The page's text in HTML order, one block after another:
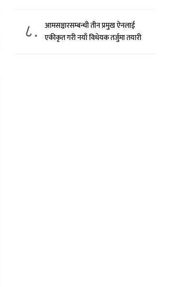
८.
आमसञ्चारसम्बन्धी तीन प्रमुख ऐनलाई
एकीकृत गरी नयाँ विधेयक तर्जुमा तयारी